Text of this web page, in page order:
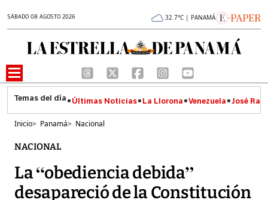
SÁBADO 08 AGOSTO 2026 32.7°C | PANAMÁ
Últimas Noticias La Llorona Venezuela José
Inicio> Panamá> Nacional
NACIONAL
La “obediencia debida”
desapareció de la Constitución